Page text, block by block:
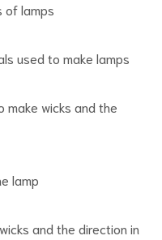
of lamps
used to make lamps
make wicks and the
lamp
and the direction in